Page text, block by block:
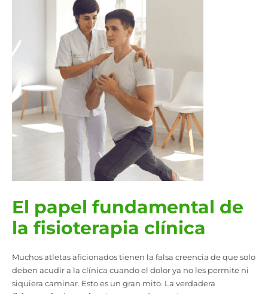
El papel fundamental de
la fisioterapia clínica
Muchos atletas aficionados tienen la falsa creencia de que solo
deben acudir a la clínica cuando el dolor ya no les permite ni
siquiera caminar. Esto es un gran mito. La verdadera